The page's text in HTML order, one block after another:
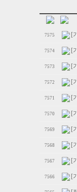
7575 [
7574 [
7573 [
7572 [
7571 [
7570 [
7569 [
7568 [
7567 [
7566 [